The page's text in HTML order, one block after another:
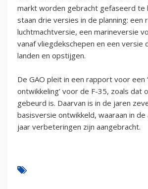
markt worden gebracht gefaseerd te
staan drie versies in de planning: een
luchtmachtversie, een marineversie
vanaf vliegdekschepen en een versie
landen en opstijgen.
De GAO pleit in een rapport voor een
ontwikkeling’ voor de F-35, zoals dat
gebeurd is. Daarvan is in de jaren
basisversie ontwikkeld, waaraan in
jaar verbeteringen zijn aangebracht.